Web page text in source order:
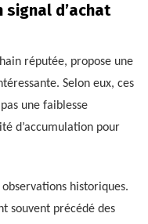
signal d’achat
réputée, propose une
Selon eux, ces
une faiblesse
d’accumulation pour
historiques.
souvent précédé des